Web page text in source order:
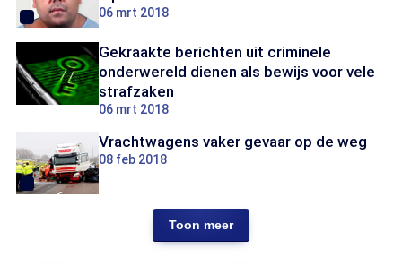
06 mrt 2018
Gekraakte berichten uit criminele
onderwereld dienen als bewijs voor vele
strafzaken
06 mrt 2018
Vrachtwagens vaker gevaar op de weg
08 feb 2018
Toon meer